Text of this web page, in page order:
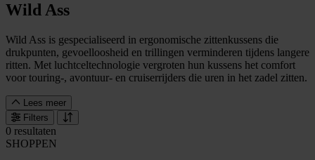
Wild Ass
Wild Ass is gespecialiseerd in ergonomische zittenkussens die
drukpunten, gevoelloosheid en trillingen verminderen tijdens langere
ritten. Met luchtceltechnologie vergroten hun kussens het comfort
voor touring-, avontuur- en cruiserrijders die uren in het zadel zitten.
Lees meer
Filters
0 resultaten
SHOPPEN